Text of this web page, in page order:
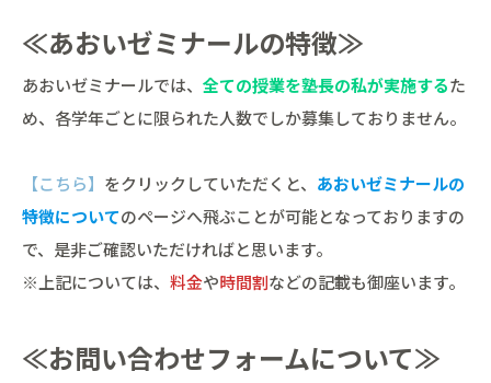
≪あおいゼミナールの特徴≫
あおいゼミナールでは、 全ての授業を塾長の私が実施するた
め、各学年ごとに限られた人数でしか募集しておりません。
【こちら】 をクリックしていただくと、 あおいゼミナールの
特徴についてのページへ飛ぶことが可能となっておりますの
で、是非ご確認いただければと思います。
※上記については、 料金や時間割などの記載も御座います。
≪お問い合わせフォームについて≫